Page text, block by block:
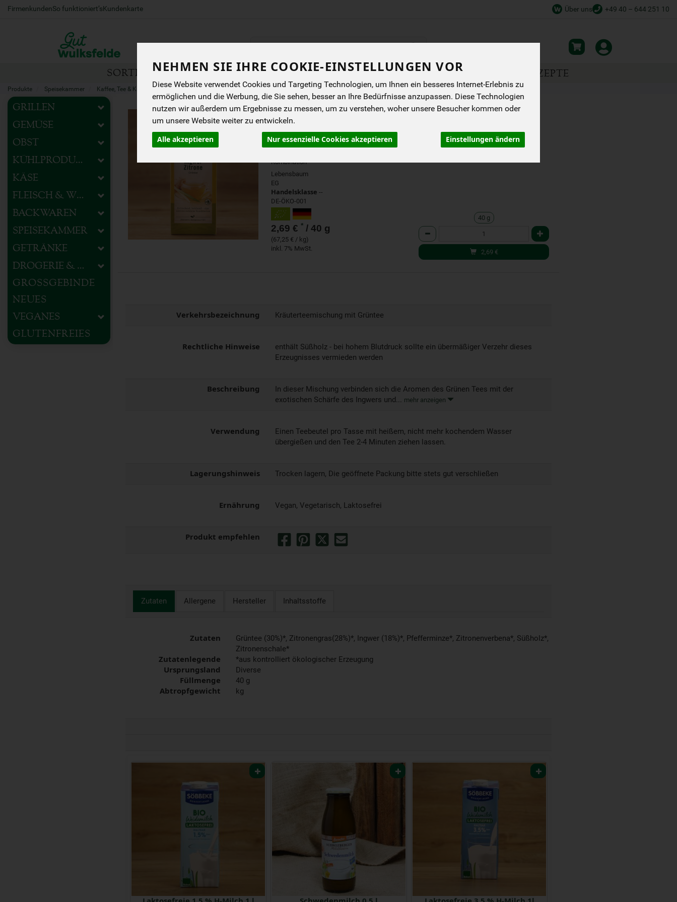
NEHMEN SIE IHRE COOKIE-EINSTELLUNGEN VOR
Diese Website verwendet Cookies und Targeting Technologien, um Ihnen ein besseres Internet-Erlebnis zu
ermöglichen und die Werbung, die Sie sehen, besser an Ihre Bedürfnisse anzupassen. Diese Technologien
nutzen wir außerdem um Ergebnisse zu messen, um zu verstehen, woher unsere Besucher kommen oder
um unsere Website weiter zu entwickeln.
Alle akzeptieren Nur essenzielle Cookies akzeptieren Einstellungen ändern
FirmenkundenSo funktioniert’sKundenkarte +49 40 – 644 251 10
Über uns
Produkt
SORTIMENT HOFEIGENES BIOKISTEN ANGEBOTE NEUES INSPIRATION REZEPTE
Produkte Speisekammer Kaffee, Tee & Kakao Tee
GRILLEN
GEMÜSE
OBST
KÜHLPRODUKTE
KÄSE
FLEISCH & WURST
BACKWAREN
SPEISEKAMMER
GETRÄNKE
DROGERIE & HAUSHALT
GROSSGEBINDE
NEUES
VEGANES
GLUTENFREIES
GRÜNTEE INGWER- ZITRONE 20
TEEBEUTEL
Kombination
Lebensbaum
EG
Handelsklasse --
DE-ÖKO-001
2,69 € * / 40 g
(67,25 € / kg)
inkl. 7% MwSt.
40 g
Anzahl
2,69 €
Verkehrsbezeichnung Kräuterteemischung mit Grüntee
Rechtliche Hinweise
enthält Süßholz - bei hohem Blutdruck sollte ein übermäßiger Verzehr dieses
Erzeugnisses vermieden werden
Beschreibung
In dieser Mischung verbinden sich die Aromen des Grünen Tees mit der
exotischen Schärfe des Ingwers und... mehr anzeigen
Verwendung
Einen Teebeutel pro Tasse mit heißem, nicht mehr kochendem Wasser
übergießen und den Tee 2-4 Minuten ziehen lassen.
Lagerungshinweis Trocken lagern, Die geöffnete Packung bitte stets gut verschließen
Ernährung Vegan, Vegetarisch, Laktosefrei
Produkt empfehlen
Zutaten Allergene Hersteller Inhaltsstoffe
Zutaten
Grüntee (30%)*, Zitronengras(28%)*, Ingwer (18%)*, Pfefferminze*, Zitronenverbena*, Süßholz*,
Zitronenschale*
Zutatenlegende
*aus kontrolliert ökologischer Erzeugung
Ursprungsland
Diverse
Füllmenge
40 g
Abtropfgewicht
kg